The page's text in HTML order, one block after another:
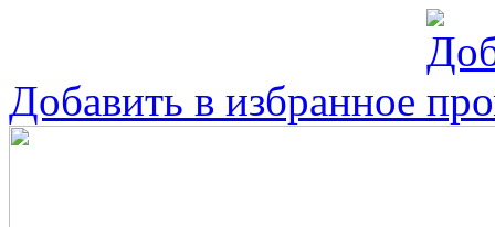
Добавить в избранное